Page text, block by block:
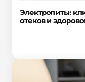
Электролиты:
отеков и